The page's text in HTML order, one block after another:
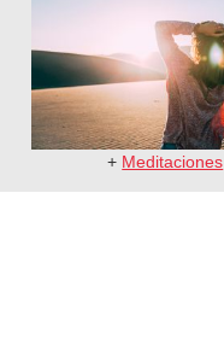
+ Meditaciones